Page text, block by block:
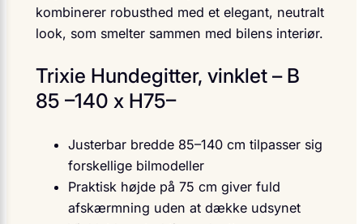
kombinerer robusthed med et elegant, neutralt
look, som smelter sammen med bilens interiør.
Trixie Hundegitter, vinklet – B
85 –140 x H75–
Justerbar bredde 85–140 cm tilpasser sig
forskellige bilmodeller
Praktisk højde på 75 cm giver fuld
afskærmning uden at dække udsynet